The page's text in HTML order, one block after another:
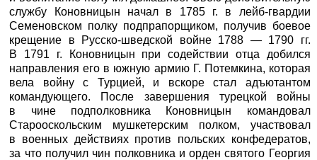
службу Коновницын начал в 1785 г. в лейб-гвардии
Семеновском полку подпрапорщиком, получив боевое
крещение в Русско-шведской войне 1788 — 1790 гг.
В 1791 г. Коновницын при содействии отца добился
направления его в южную армию Г. Потемкина, которая
вела войну с Турцией, и вскоре стал адъютантом
командующего. После завершения турецкой войны
в чине подполковника Коновницын командовал
Старооскольским мушкетерским полком, участвовал
в военных действиях против польских конфедератов,
за что получил чин полковника и орден святого Георгия